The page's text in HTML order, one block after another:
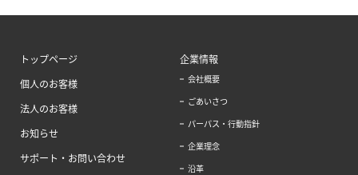
トップページ
個人のお客様
法人のお客様
お知らせ
サポート・お問い合わせ
企業情報
会社概要
ごあいさつ
パーパス・行動指針
企業理念
沿革